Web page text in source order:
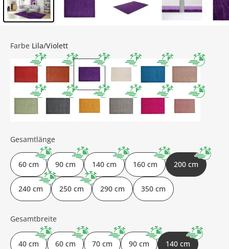
Farbe Lila/Violett
Gesamtlänge
60 cm 90 cm 140 cm 160 cm 200 cm
240 cm 250 cm 290 cm 350 cm
Gesamtbreite
40 cm 60 cm 70 cm 90 cm 140 cm